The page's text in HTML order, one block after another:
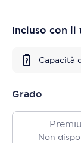
Incluso con il
Capacità
Grado
Non